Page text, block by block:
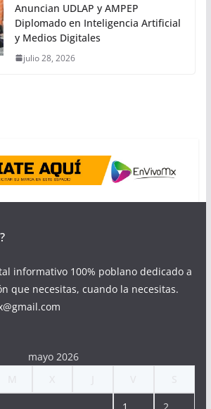
Anuncian UDLAP y AMPEP
Diplomado en Inteligencia Artificial
y Medios Digitales
julio 28, 2026
informativo 100% poblano dedicado a
que necesitas, cuando la necesitas.
mayo 2026